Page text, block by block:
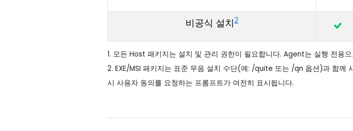
비공식 설치2
1. 모든 Host 패키지는 설치 및 관리 권한이 필요합니다. Agent는 실행 전용
2. EXE/MSI 패키지는 표준 무음 설치 수단(예: /quite 또는 /qn 옵션)과 함께
시 사용자 동의를 요청하는 프롬프트가 여전히 표시됩니다.